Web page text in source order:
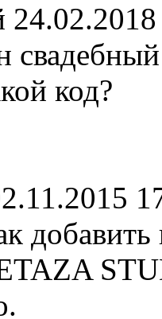
код?